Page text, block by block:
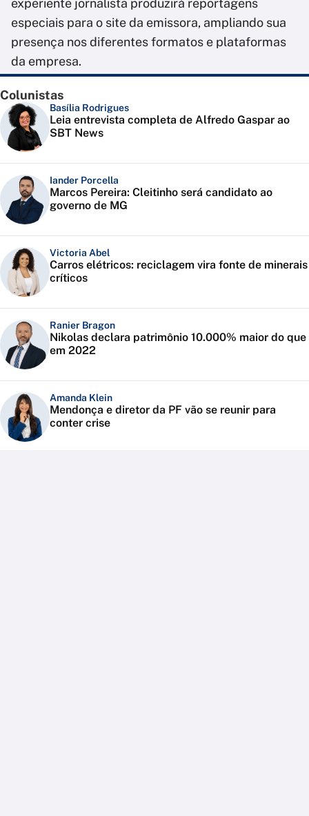
experiente jornalista produzirá reportagens
especiais para o site da emissora, ampliando sua
presença nos diferentes formatos e plataformas
da empresa.
Colunistas
Basília Rodrigues
Leia entrevista completa de Alfredo Gaspar ao
SBT News
Iander Porcella
Marcos Pereira: Cleitinho será candidato ao
governo de MG
Victoria Abel
Carros elétricos: reciclagem vira fonte de minerais
críticos
Ranier Bragon
Nikolas declara patrimônio 10.000% maior do que
em 2022
Amanda Klein
Mendonça e diretor da PF vão se reunir para
conter crise